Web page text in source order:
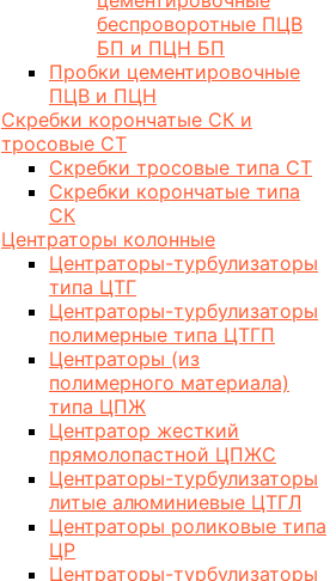
беспроворотные ПЦВ
БП и ПЦН БП
Пробки цементировочные
ПЦВ и ПЦН
Скребки корончатые СК и
тросовые СТ
Скребки тросовые типа СТ
Скребки корончатые типа
СК
Центраторы колонные
Центраторы-турбулизаторы
типа ЦТГ
Центраторы-турбулизаторы
полимерные типа ЦТГП
Центраторы (из
полимерного материала)
типа ЦПЖ
Центратор жесткий
прямолопастной ЦПЖС
Центраторы-турбулизаторы
литые алюминиевые ЦТГЛ
Центраторы роликовые типа
ЦР
Центраторы-турбулизаторы